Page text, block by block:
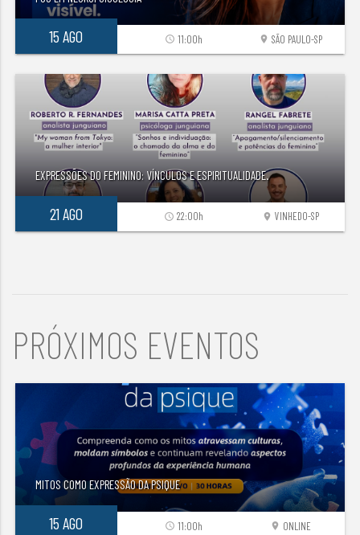
15 AGO location_on SÃO PAULO-SP
access_time 11:00h
EXPRESSÕES DO FEMININO: VÍNCULOS E ESPIRITUALIDADE.
21 AGO location_on VINHEDO-SP
access_time 22:00h
PRÓXIMOS EVENTOS
MITOS COMO EXPRESSÃO DA PSIQUE
15 AGO location_on ONLINE
access_time 11:00h